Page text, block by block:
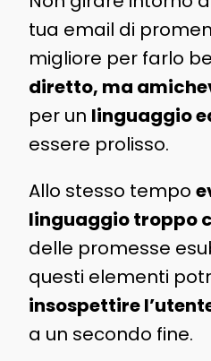
tua email di
migliore per farlo
diretto, ma
per un linguaggio
essere prolisso.
Allo stesso tempo
linguaggio troppo
delle promesse
questi elementi
insospettire
a un secondo fine.